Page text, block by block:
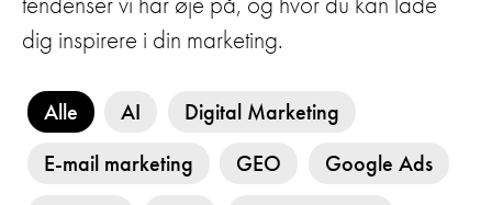
dig inspirere i din marketing.
Alle AI
Digital Marketing
E-mail marketing
GEO
Google Ads